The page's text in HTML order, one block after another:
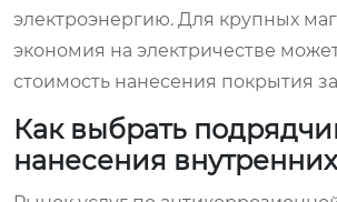
электроэнергию. Для крупных
экономия на электричестве
стоимость нанесения покрытия за
Как выбрать
нанесения